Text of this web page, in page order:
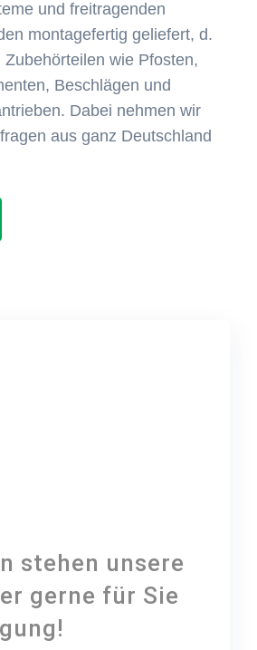
und freitragenden
montagefertig geliefert, d.
wie Pfosten,
Beschlägen und
Dabei nehmen wir
aus ganz Deutschland
stehen unsere
gerne für Sie